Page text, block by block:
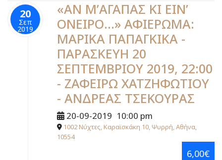
20
Σεπ
2019
«ΑΝ Μ’ΑΓΑΠΑΣ ΚΙ ΕΙΝ’
ΟΝΕΙΡΟ…» ΑΦΙΕΡΩΜΑ:
ΜΑΡΙΚΑ ΠΑΠΑΓΚΙΚΑ -
ΠΑΡΑΣΚΕΥΗ 20
ΣΕΠΤΕΜΒΡΙΟΥ 2019, 22:00
- ΖΑΦΕΙΡΩ ΧΑΤΖΗΦΩΤΙΟΥ
- ΑΝΔΡΕΑΣ ΤΣΕΚΟΥΡΑΣ
20-09-2019 10:00 pm
1002 Νύχτες, Καραϊσκάκη 10, Ψυρρή, Αθήνα,
10554
6,00€